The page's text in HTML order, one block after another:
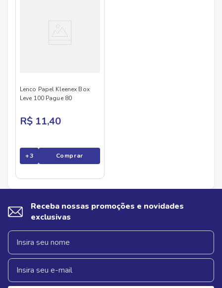
Lenco Papel Kleenex Box
Leve 100 Pague 80
R$ 11,40
+3 Comprar
Receba nossas promoções e novidades
exclusivas